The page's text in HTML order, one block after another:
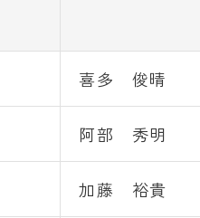
喜多 俊晴
阿部 秀明
加藤 裕貴